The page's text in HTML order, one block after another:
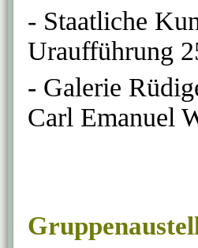
- Staatliche
Uraufführung
- Galerie
Carl Emanuel